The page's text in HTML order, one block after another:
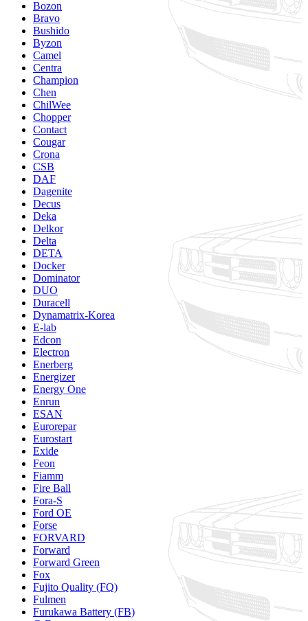
Bozon
Bravo
Bushido
Byzon
Camel
Centra
Champion
Chen
ChilWee
Chopper
Contact
Cougar
Crona
CSB
DAF
Dagenite
Decus
Deka
Delkor
Delta
DETA
Docker
Dominator
DUO
Duracell
Dynamatrix-Korea
E-lab
Edcon
Electron
Enerberg
Energizer
Energy One
Enrun
ESAN
Eurorepar
Eurostart
Exide
Feon
Fiamm
Fire Ball
Fora-S
Ford OE
Forse
FORVARD
Forward
Forward Green
Fox
Fujito Quality (FQ)
Fulmen
Furukawa Battery (FB)